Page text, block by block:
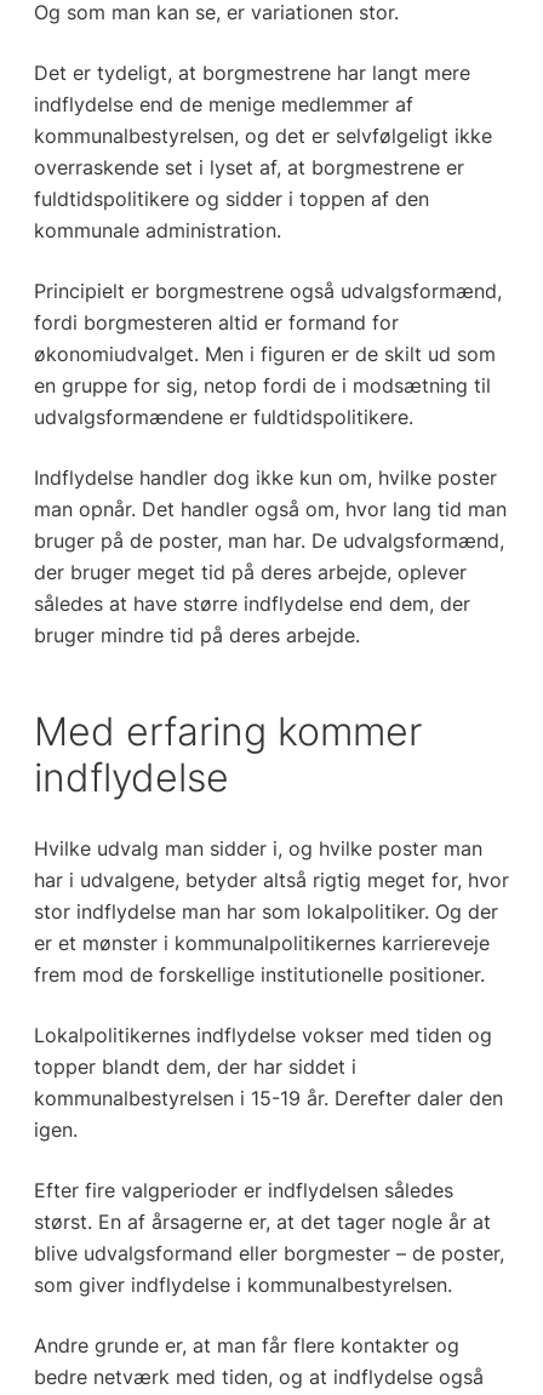
Og som man kan se, er variationen stor.
Det er tydeligt, at borgmestrene har langt mere
indflydelse end de menige medlemmer af
kommunalbestyrelsen, og det er selvfølgeligt ikke
overraskende set i lyset af, at borgmestrene er
fuldtidspolitikere og sidder i toppen af den
kommunale administration.
Principielt er borgmestrene også udvalgsformænd,
fordi borgmesteren altid er formand for
økonomiudvalget. Men i figuren er de skilt ud som
en gruppe for sig, netop fordi de i modsætning til
udvalgsformændene er fuldtidspolitikere.
Indflydelse handler dog ikke kun om, hvilke poster
man opnår. Det handler også om, hvor lang tid man
bruger på de poster, man har. De udvalgsformænd,
der bruger meget tid på deres arbejde, oplever
således at have større indflydelse end dem, der
bruger mindre tid på deres arbejde.
Med erfaring kommer
indflydelse
Hvilke udvalg man sidder i, og hvilke poster man
har i udvalgene, betyder altså rigtig meget for, hvor
stor indflydelse man har som lokalpolitiker. Og der
er et mønster i kommunalpolitikernes karriereveje
frem mod de forskellige institutionelle positioner.
Lokalpolitikernes indflydelse vokser med tiden og
topper blandt dem, der har siddet i
kommunalbestyrelsen i 15-19 år. Derefter daler den
igen.
Efter fire valgperioder er indflydelsen således
størst. En af årsagerne er, at det tager nogle år at
blive udvalgsformand eller borgmester – de poster,
som giver indflydelse i kommunalbestyrelsen.
Andre grunde er, at man får flere kontakter og
bedre netværk med tiden, og at indflydelse også